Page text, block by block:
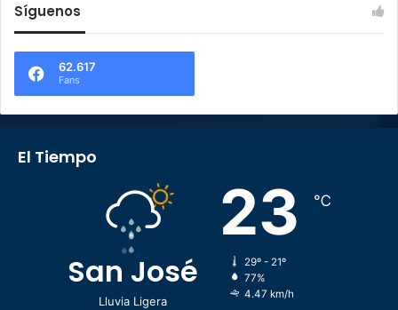
Síguenos
62.617
Fans
El Tiempo
San José
Lluvia Ligera
23 ℃
29º - 21º
77%
4.47 km/h